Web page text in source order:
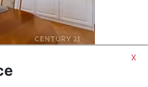
NEMOVITOST
x